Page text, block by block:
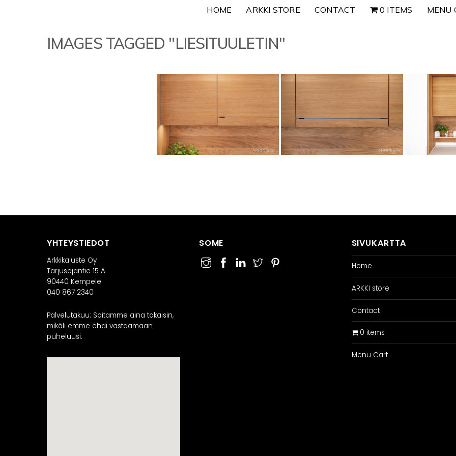
HOME ARKKI STORE CONTACT 0 ITEMS MENU
IMAGES TAGGED "LIESITUULETIN"
YHTEYSTIEDOT
Arkkikaluste Oy
Tarjusojantie 15 A
90440 Kempele
040 867 2340
Palvelutakuu: Soitamme aina takaisin,
mikäli emme ehdi vastaamaan
puheluusi.
SOME SIVUKARTTA
Home
ARKKI store
Contact
0 items
Menu Cart